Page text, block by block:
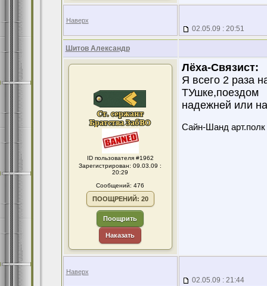
Наверх
02.05.09 : 20:51
Шитов Александр
ID пользователя #1962
Зарегистрирован: 09.03.09 :
20:29
Сообщений: 476
ПООЩРЕНИЙ: 20
Поощрить
Наказать
Лёха-Связист:
Я всего 2 раза
ТУшке,поездом
надежней или
Сайн-Шанд арт.полк
Наверх
02.05.09 : 21:44